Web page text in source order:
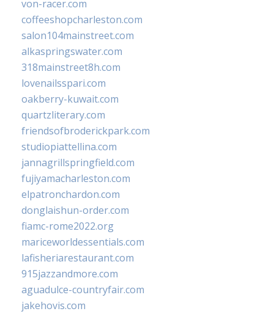
von-racer.com
coffeeshopcharleston.com
salon104mainstreet.com
alkaspringswater.com
318mainstreet8h.com
lovenailsspari.com
oakberry-kuwait.com
quartzliterary.com
friendsofbroderickpark.com
studiopiattellina.com
jannagrillspringfield.com
fujiyamacharleston.com
elpatronchardon.com
donglaishun-order.com
fiamc-rome2022.org
mariceworldessentials.com
lafisheriarestaurant.com
915jazzandmore.com
aguadulce-countryfair.com
jakehovis.com